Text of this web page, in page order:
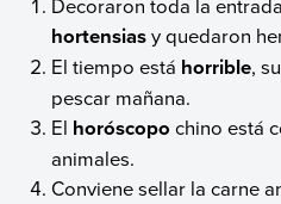
Decoraron toda la
hortensiasy quedaron
El tiempo está horrible,
pescar mañana.
El horóscopo chino está
animales.
Conviene sellar la carne